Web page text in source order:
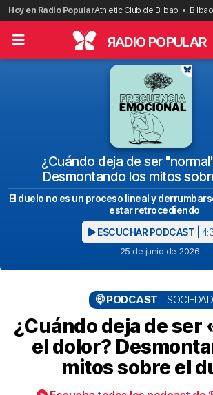
Saltar
al
contenido
Hoy en Radio PopularAthletic Club de Bilbao Bilbao
RADIO POPULAR
¿Cuándo deja de ser
Desmontando los mitos
El duelo no es un proceso lineal y
estar retrocediendo
ESCUCHAR PODCAST |
25 de junio de 2026
PODCAST SOCIEDAD
¿Cuándo deja de ser
el dolor?
mitos sobre el